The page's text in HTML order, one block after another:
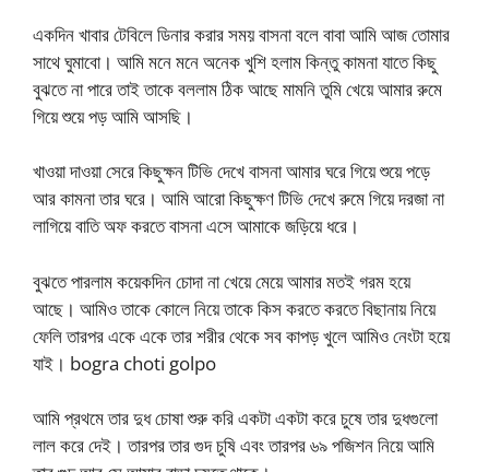
একদিন খাবার টেবিলে ডিনার করার সময় বাসনা বলে বাবা আমি আজ তোমার
সাথে ঘুমাবো। আমি মনে মনে অনেক খুশি হলাম কিন্তু কামনা যাতে কিছু
বুঝতে না পারে তাই তাকে বললাম ঠিক আছে মামনি তুমি খেয়ে আমার রুমে
গিয়ে শুয়ে পড় আমি আসছি।
খাওয়া দাওয়া সেরে কিছুক্ষন টিভি দেখে বাসনা আমার ঘরে গিয়ে শুয়ে পড়ে
আর কামনা তার ঘরে। আমি আরো কিছুক্ষণ টিভি দেখে রুমে গিয়ে দরজা না
লাগিয়ে বাতি অফ করতে বাসনা এসে আমাকে জড়িয়ে ধরে।
বুঝতে পারলাম কয়েকদিন চোদা না খেয়ে মেয়ে আমার মতই গরম হয়ে
আছে। আমিও তাকে কোলে নিয়ে তাকে কিস করতে করতে বিছানায় নিয়ে
ফেলি তারপর একে একে তার শরীর থেকে সব কাপড় খুলে আমিও নেংটা হয়ে
যাই। bogra choti golpo
আমি প্রথমে তার দুধ চোষা শুরু করি একটা একটা করে চুষে তার দুধগুলো
লাল করে দেই। তারপর তার গুদ চুষি এবং তারপর ৬৯ পজিশন নিয়ে আমি